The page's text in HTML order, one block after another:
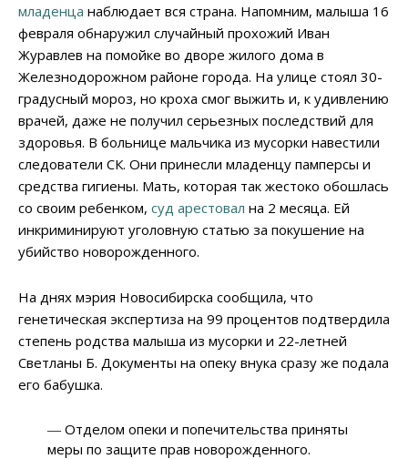
младенца наблюдает вся страна. Напомним, малыша 16
февраля обнаружил случайный прохожий Иван
Журавлев на помойке во дворе жилого дома в
Железнодорожном районе города. На улице стоял 30-
градусный мороз, но кроха смог выжить и, к удивлению
врачей, даже не получил серьезных последствий для
здоровья. В больнице мальчика из мусорки навестили
следователи СК. Они принесли младенцу памперсы и
средства гигиены. Мать, которая так жестоко обошлась
со своим ребенком, суд арестовал на 2 месяца. Ей
инкриминируют уголовную статью за покушение на
убийство новорожденного.
На днях мэрия Новосибирска сообщила, что
генетическая экспертиза на 99 процентов подтвердила
степень родства малыша из мусорки и 22-летней
Светланы Б. Документы на опеку внука сразу же подала
его бабушка.
― Отделом опеки и попечительства приняты
меры по защите прав новорожденного.